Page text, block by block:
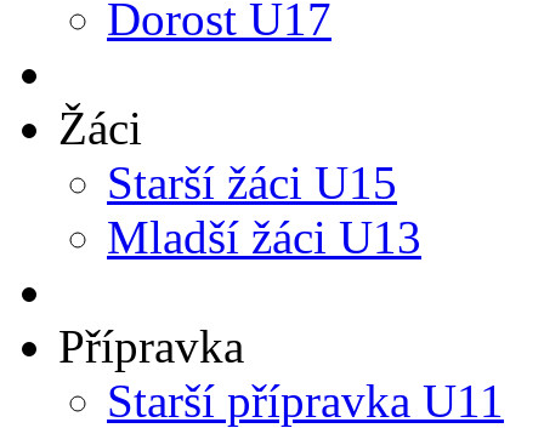
Dorost U17
Žáci
Starší žáci U15
Mladší žáci U13
Přípravka
Starší přípravka U11